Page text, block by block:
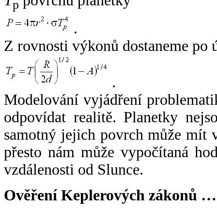
p
.
Z rovnosti výkonů dostaneme po
.
Modelování vyjádření
odpovídat realitě. Planetky
samotný jejich povrch může mít
přesto nám může vypočítaná
vzdálenosti od Slunce.
Ověření Keplerových zákonů …